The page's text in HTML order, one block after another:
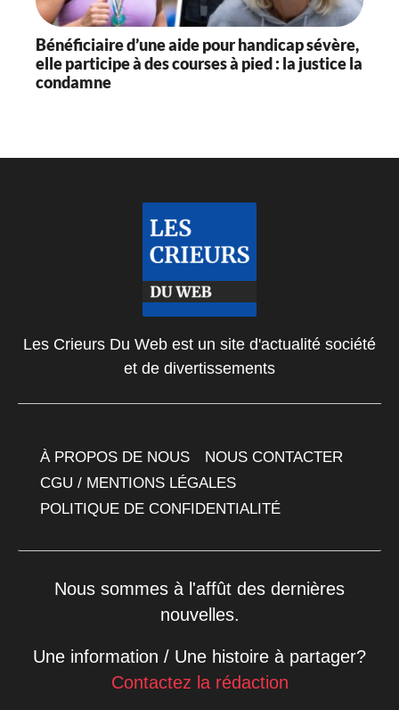
Bénéficiaire d’une aide pour handicap sévère,
elle participe à des courses à pied : la justice la
condamne
Les Crieurs Du Web est un site d'actualité société
et de divertissements
À PROPOS DE NOUS
NOUS CONTACTER
CGU / MENTIONS LÉGALES
POLITIQUE DE CONFIDENTIALITÉ
Nous sommes à l'affût des dernières
nouvelles.
Une information / Une histoire à partager?
Contactez la rédaction